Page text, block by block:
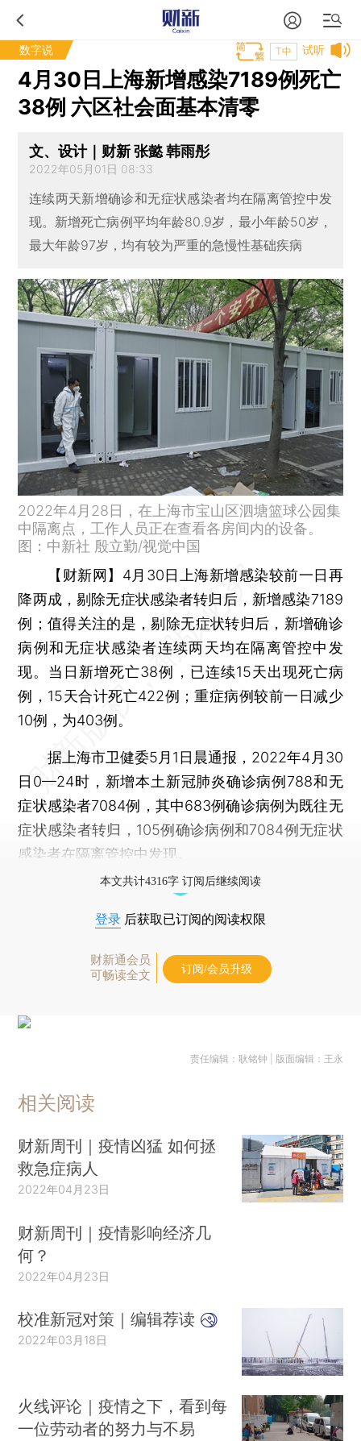
数字说 试听
T中
4月30日上海新增感染7189例死亡
38例 六区社会面基本清零
文、设计｜财新 张懿 韩雨彤
2022年05月01日 08:33
连续两天新增确诊和无症状感染者均在隔离管控中发
现。新增死亡病例平均年龄80.9岁，最小年龄50岁，
最大年龄97岁，均有较为严重的急慢性基础疾病
2022年4月28日，在上海市宝山区泗塘篮球公园集
中隔离点，工作人员正在查看各房间内的设备。
图：中新社 殷立勤/视觉中国
【财新网】 4月30日上海新增感染较前一日再
降两成，剔除无症状感染者转归后，新增感染7189
例；值得关注的是，剔除无症状转归后，新增确诊
病例和无症状感染者连续两天均在隔离管控中发
现。当日新增死亡38例，已连续15天出现死亡病
例，15天合计死亡422例；重症病例较前一日减少
10例，为403例。
据上海市卫健委5月1日晨通报，2022年4月30
日0—24时，新增本土新冠肺炎确诊病例788和无
症状感染者7084例，其中683例确诊病例为既往无
症状感染者转归，105例确诊病例和7084例无症状
感染者在隔离管控中发现。
本文共计4316字 订阅后继续阅读
登录 后获取已订阅的阅读权限
财新通会员
可畅读全文
订阅/会员升级
责任编辑：耿铭钟 | 版面编辑：王永
相关阅读
财新周刊｜疫情凶猛 如何拯
救急症病人
2022年04月23日
财新周刊｜疫情影响经济几
何？
2022年04月23日
校准新冠对策｜编辑荐读
2022年03月18日
火线评论｜疫情之下，看到每
一位劳动者的努力与不易